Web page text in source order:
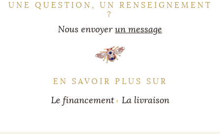
UNE QUESTION, UN RENSEIGNEMENT
?
Nous envoyerun message
EN SAVOIR PLUS SUR
Le financement La livraison